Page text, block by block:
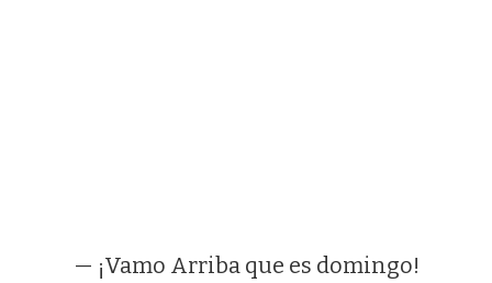
— ¡Vamo Arriba que es domingo!